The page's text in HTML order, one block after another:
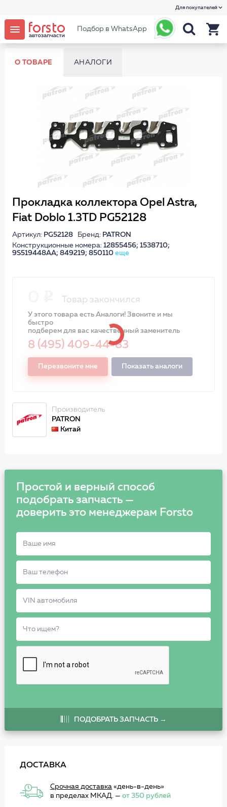
Для покупателей
Подбор в WhatsApp
О ТОВАРЕ АНАЛОГИ
Прокладка коллектора Opel Astra,
Fiat Doblo 1.3TD PG52128
Артикул: PG52128Бренд: PATRON
Конструкционные номера: 12855456; 1538710;
9S519448AA; 849219; 850110 еще
Товар закончился
У этого товара есть Аналоги! Звоните и мы
быстро
подберем для вас качественный заменитель
8 (495) 409-44-83
Перезвоните мне Показать аналоги
Производитель
PATRON
Китай
Простой и верный способ
подобрать запчасть —
доверить это менеджерам Forsto
ПОДОБРАТЬ ЗАПЧАСТЬ →
ДОСТАВКА
Срочная доставка«день-в-день»
в пределах МКАД. — от 350 рублей